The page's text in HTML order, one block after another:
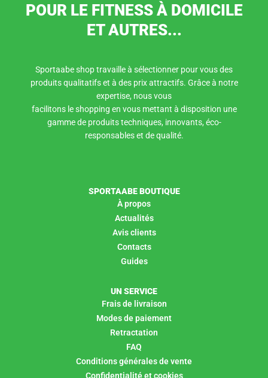
POUR LE FITNESS À DOMICILE
ET AUTRES...
Sportaabe shop travaille à sélectionner pour vous des
produits qualitatifs et à des prix attractifs. Grâce à notre
expertise, nous vous
facilitons le shopping en vous mettant à disposition une
gamme de produits techniques, innovants, éco-
responsables et de qualité.
SPORTAABE BOUTIQUE
À propos
Actualités
Avis clients
Contacts
Guides
UN SERVICE
Frais de livraison
Modes de paiement
Retractation
FAQ
Conditions générales de vente
Confidentialité et cookies